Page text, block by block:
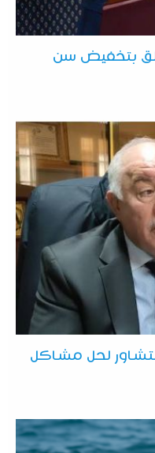
بتخفيض سن
لحل مشاكل